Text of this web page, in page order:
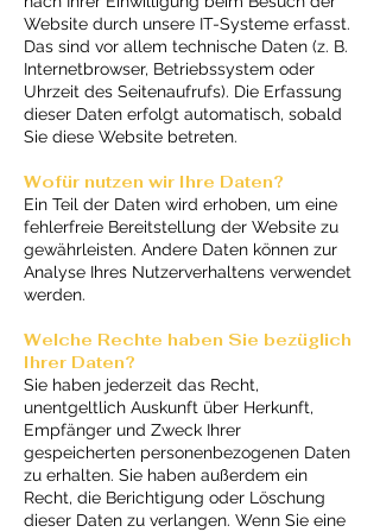
Website durch unsere IT-Systeme erfasst.
Das sind vor allem technische Daten (z. B.
Internetbrowser, Betriebssystem oder
Uhrzeit des Seitenaufrufs). Die Erfassung
dieser Daten erfolgt automatisch, sobald
Sie diese Website betreten.
Wofür nutzen wir Ihre Daten?
Ein Teil der Daten wird erhoben, um eine
fehlerfreie Bereitstellung der Website zu
gewährleisten. Andere Daten können zur
Analyse Ihres Nutzerverhaltens verwendet
werden.
Welche Rechte haben Sie bezüglich
Ihrer Daten?
Sie haben jederzeit das Recht,
unentgeltlich Auskunft über Herkunft,
Empfänger und Zweck Ihrer
gespeicherten personenbezogenen Daten
zu erhalten. Sie haben außerdem ein
Recht, die Berichtigung oder Löschung
dieser Daten zu verlangen. Wenn Sie eine